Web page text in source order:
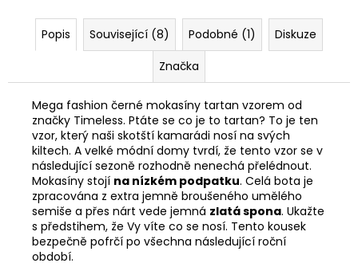
Popis Související (8) Podobné (1)
Diskuze
Značka
Mega fashion černé mokasíny tartan vzorem od
značky Timeless. Ptáte se co je to tartan? To je ten
vzor, který naši skotští kamarádi nosí na svých
kiltech. A velké módní domy tvrdí, že tento vzor se v
následující sezoně rozhodně nenechá přelédnout.
Mokasíny stojí na nízkém podpatku. Celá bota je
zpracována z extra jemně broušeného umělého
semiše a přes nárt vede jemná zlatá spona. Ukažte
s předstihem, že Vy víte co se nosí. Tento kousek
bezpečně pofrčí po všechna následující roční
období.